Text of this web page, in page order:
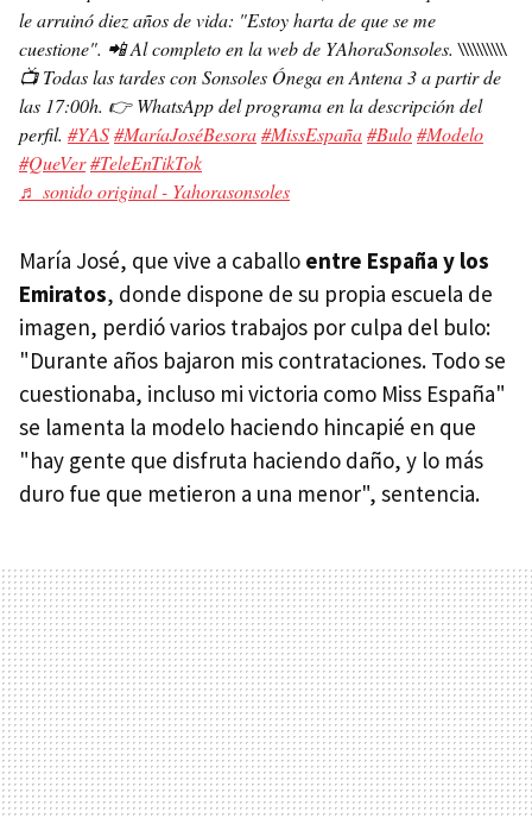
le arruinó diez años de vida: "Estoy harta de que se me
cuestione". 📲 Al completo en la web de YAhoraSonsoles. \\\\\\\\\\
📺 Todas las tardes con Sonsoles Ónega en Antena 3 a partir de
las 17:00h. 👉 WhatsApp del programa en la descripción del
perfil. #YAS#MaríaJoséBesora#MissEspaña#Bulo#Modelo
#QueVer#TeleEnTikTok
♬ sonido original - Yahorasonsoles
María José, que vive a caballo entre España y los
Emiratos, donde dispone de su propia escuela de
imagen, perdió varios trabajos por culpa del bulo:
"Durante años bajaron mis contrataciones. Todo se
cuestionaba, incluso mi victoria como Miss España"
se lamenta la modelo haciendo hincapié en que
"hay gente que disfruta haciendo daño, y lo más
duro fue que metieron a una menor", sentencia.